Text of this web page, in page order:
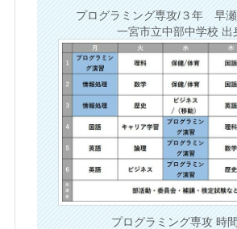
プログラミング専攻/３年 早
一宮市立中部中学校 出
プログラミング専攻 時